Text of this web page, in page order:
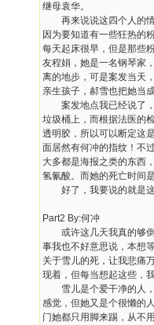
继母袁华。
再来说说这四个人的情
因为要知道有一些狂热的
每天起床很早，但是那些
友程娟，她是一名钢琴家
离的地步，可是案发当天
亲生孩子，郝雪也把她
案发地点我已经说了，
垃圾桶上，而根据法医的
透明胶，所以可以断定这
面居然有何冲的指纹！不
大多都是海报之类的东西
氢氰酸。而她的死亡时间
好了，我要说的就是这
Part2 By:何冲
或许这几天我真的够倒
事我也不好意思说，本想
关于雪儿的死，让我悲痛
现着，但每当想起这些，
雪儿是个爱干净的人，
感觉，但她又是个很懒的
门她都只用脚来踢，从不